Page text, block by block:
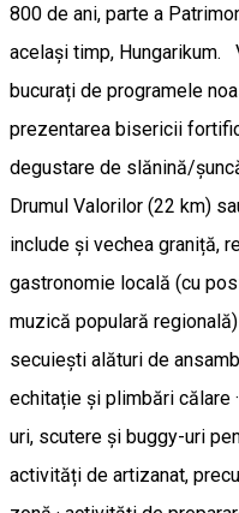
800 de ani, parte a
același timp, Hungarikum.
bucurați de programele
prezentarea bisericii
degustare de slănină/
Drumul Valorilor (22 km)
include și vechea graniță,
gastronomie locală (cu
muzică populară
secuiești alături de
echitație și plimbări călare
uri, scutere și buggy-uri
activități de artizanat,